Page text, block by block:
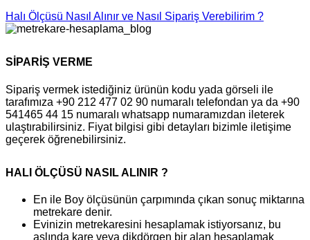
Halı Ölçüsü Nasıl Alınır ve Nasıl Sipariş Verebilirim ?
SİPARİŞ VERME
Sipariş vermek istediğiniz ürünün kodu yada görseli ile
tarafımıza +90 212 477 02 90 numaralı telefondan ya da +90
541465 44 15 numaralı whatsapp numaramızdan ileterek
ulaştırabilirsiniz. Fiyat bilgisi gibi detayları bizimle iletişime
geçerek öğrenebilirsiniz.
HALI ÖLÇÜSÜ NASIL ALINIR ?
En ile Boy ölçüsünün çarpımında çıkan sonuç miktarına
metrekare denir.
Evinizin metrekaresini hesaplamak istiyorsanız, bu
aslında kare veya dikdörgen bir alan hesaplamak